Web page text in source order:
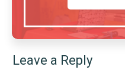
Leave a Reply